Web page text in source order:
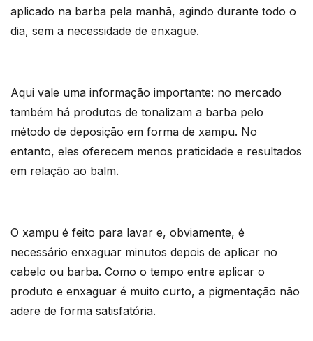
aplicado na barba pela manhã, agindo durante todo o
dia, sem a necessidade de enxague.
Aqui vale uma informação importante: no mercado
também há produtos de tonalizam a barba pelo
método de deposição em forma de xampu. No
entanto, eles oferecem menos praticidade e resultados
em relação ao balm.
O xampu é feito para lavar e, obviamente, é
necessário enxaguar minutos depois de aplicar no
cabelo ou barba. Como o tempo entre aplicar o
produto e enxaguar é muito curto, a pigmentação não
adere de forma satisfatória.